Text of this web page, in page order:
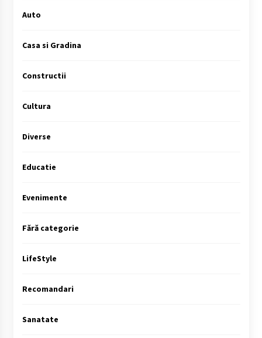
Auto
Casa si Gradina
Constructii
Cultura
Diverse
Educatie
Evenimente
Fără categorie
LifeStyle
Recomandari
Sanatate